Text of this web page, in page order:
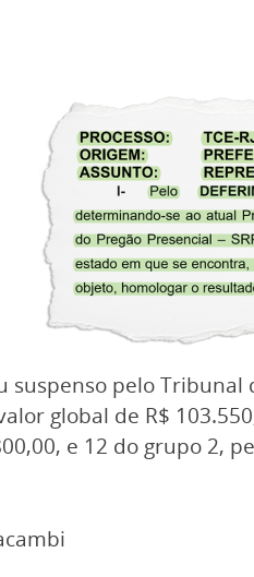
pelo Tribunal
global de R$
e 12 do grupo 2,